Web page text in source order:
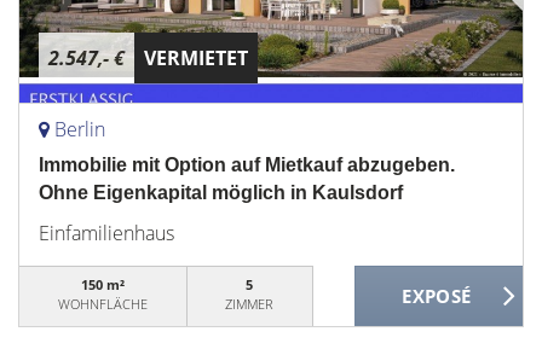
2.547,- € VERMIETET
Berlin
Immobilie mit Option auf Mietkauf abzugeben.
Ohne Eigenkapital möglich in Kaulsdorf
Einfamilienhaus
150 m²
WOHNFLÄCHE
5
ZIMMER